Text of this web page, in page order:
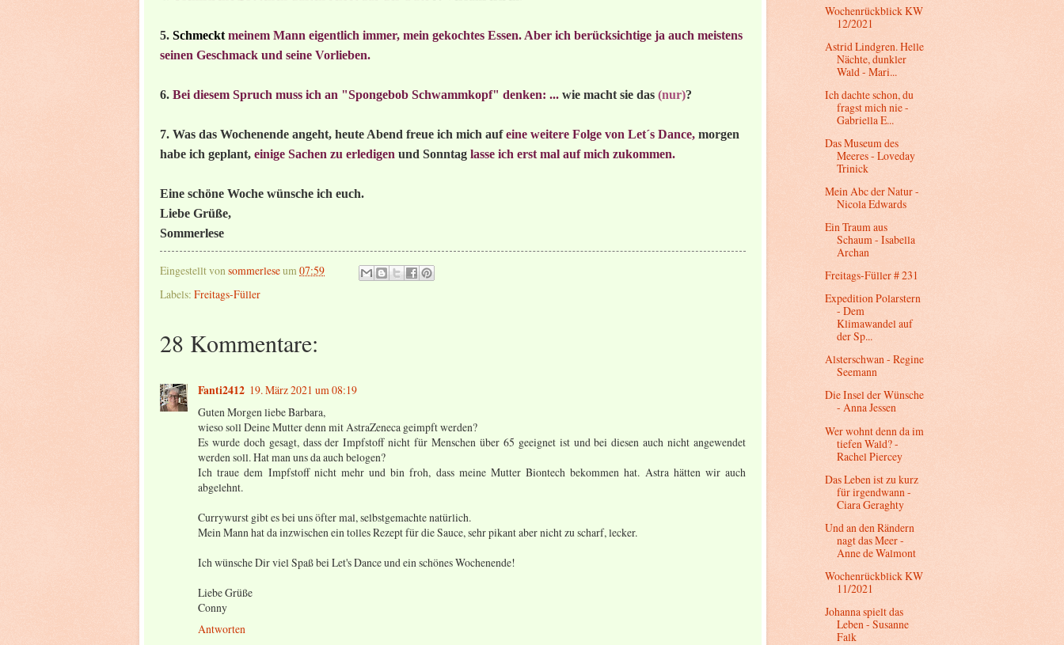
5. Schmeckt meinem Mann eigentlich immer, mein gekochtes Essen. Aber ich berücksichtige ja auch meistens
seinen Geschmack und seine Vorlieben.
6. Bei diesem Spruch muss ich an "Spongebob Schwammkopf" denken: ... wie macht sie das (nur)?
7. Was das Wochenende angeht, heute Abend freue ich mich aufeine weitere Folge von Let´s Dance, morgen
habe ich geplant, einige Sachen zu erledigen und Sonntag lasse ich erst mal auf mich zukommen.
Eine schöne Woche wünsche ich euch.
Liebe Grüße,
Sommerlese
Eingestellt vonsommerleseum07:59
Labels: Freitags-Füller
28 Kommentare:
Fanti2412 19. März 2021 um 08:19
Guten Morgen liebe Barbara,
wieso soll Deine Mutter denn mit AstraZeneca geimpft werden?
Es wurde doch gesagt, dass der Impfstoff nicht für Menschen über 65 geeignet ist und bei diesen auch nicht angewendet
werden soll. Hat man uns da auch belogen?
Ich traue dem Impfstoff nicht mehr und bin froh, dass meine Mutter Biontech bekommen hat. Astra hätten wir auch
abgelehnt.
Currywurst gibt es bei uns öfter mal, selbstgemachte natürlich.
Mein Mann hat da inzwischen ein tolles Rezept für die Sauce, sehr pikant aber nicht zu scharf, lecker.
Ich wünsche Dir viel Spaß bei Let's Dance und ein schönes Wochenende!
Liebe Grüße
Conny
Antworten
Wochenrückblick KW
12/2021
Astrid Lindgren. Helle
Nächte, dunkler
Wald - Mari...
Ich dachte schon, du
fragst mich nie -
Gabriella E...
Das Museum des
Meeres - Loveday
Trinick
Mein Abc der Natur -
Nicola Edwards
Ein Traum aus
Schaum - Isabella
Archan
Freitags-Füller # 231
Expedition Polarstern
- Dem
Klimawandel auf
der Sp...
Alsterschwan - Regine
Seemann
Die Insel der Wünsche
- Anna Jessen
Wer wohnt denn da im
tiefen Wald? -
Rachel Piercey
Das Leben ist zu kurz
für irgendwann -
Ciara Geraghty
Und an den Rändern
nagt das Meer -
Anne de Walmont
Wochenrückblick KW
11/2021
Johanna spielt das
Leben - Susanne
Falk